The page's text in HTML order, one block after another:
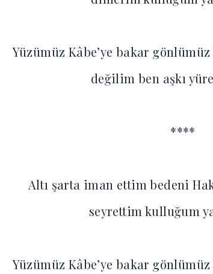
Yüzümüz Kâbe’ye bakar
değilim ben aşkı
****
Altı şarta iman ettim bedeni
seyrettim kulluğum
Yüzümüz Kâbe’ye bakar